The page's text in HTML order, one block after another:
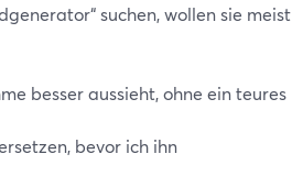
suchen, wollen sie meist
besser aussieht, ohne ein teures
bevor ich ihn